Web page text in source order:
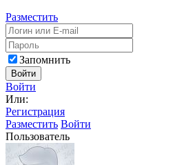
Разместить
Запомнить
Войти
Войти
Или:
Регистрация
Разместить Войти
Пользователь